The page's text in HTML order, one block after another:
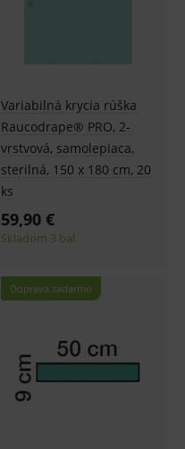
Variabilná krycia rúška
Raucodrape® PRO, 2-
vrstvová, samolepiaca,
sterilná, 150 x 180 cm, 20
ks
59,90 €
Skladom 3 bal
Doprava zadarmo